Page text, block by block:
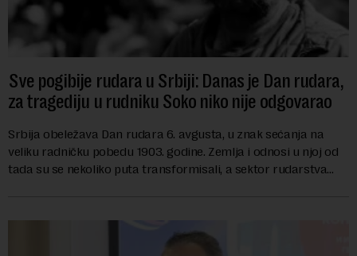
Sve pogibije rudara u Srbiji: Danas je Dan rudara,
za tragediju u rudniku Soko niko nije odgovarao
Srbija obeležava Dan rudara 6. avgusta, u znak sećanja na
veliku radničku pobedu 1903. godine. Zemlja i odnosi u njoj od
tada su se nekoliko puta transformisali, a sektor rudarstva